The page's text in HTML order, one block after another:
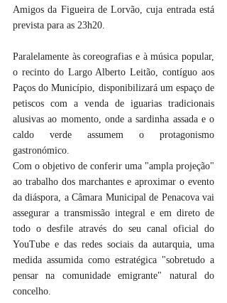
Amigos da Figueira de Lorvão, cuja entrada está
prevista para as 23h20.
Paralelamente às coreografias e à música popular,
o recinto do Largo Alberto Leitão, contíguo aos
Paços do Município, disponibilizará um espaço de
petiscos com a venda de iguarias tradicionais
alusivas ao momento, onde a sardinha assada e o
caldo verde assumem o protagonismo
gastronómico.
Com o objetivo de conferir uma "ampla projeção"
ao trabalho dos marchantes e aproximar o evento
da diáspora, a Câmara Municipal de Penacova vai
assegurar a transmissão integral e em direto de
todo o desfile através do seu canal oficial do
YouTube e das redes sociais da autarquia, uma
medida assumida como estratégica "sobretudo a
pensar na comunidade emigrante" natural do
concelho.